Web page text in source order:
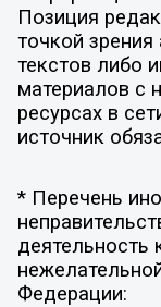
Позиция
точкой
текстов либо
материалов с
ресурсах в
источник
* Перечень
деятельность
Федерации: